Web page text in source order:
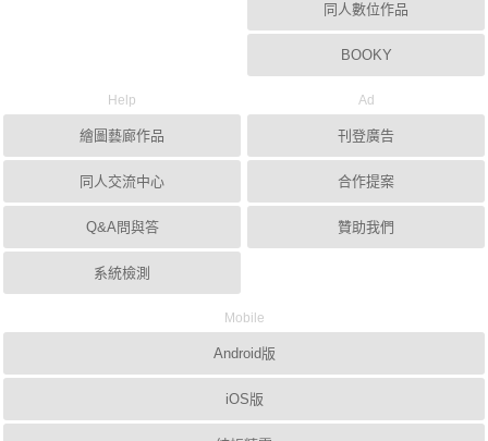
同人數位作品
BOOKY
Help
繪圖藝廊作品
同人交流中心
Q&A問與答
系統檢測
Ad
刊登廣告
合作提案
贊助我們
Mobile
Android版
iOS版